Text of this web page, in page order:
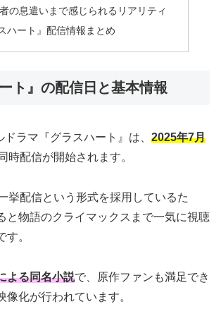
の息遣いまで感じられるリアリティ
ハート』配信情報まとめ
ト』の配信日と基本情報
ラマ『グラスハート』は、 2025年7月
時配信が開始されます。
挙配信という形式を採用しているた
と物語のクライマックスまで一気に視聴
す。
よる同名小説で、原作ファンも満足でき
像化が行われています。